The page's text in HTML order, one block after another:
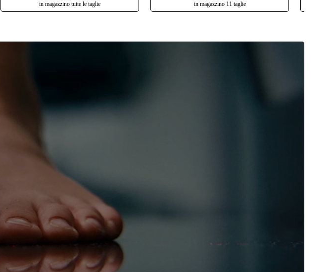
in magazzino tutte le taglie in magazzino 11 taglie